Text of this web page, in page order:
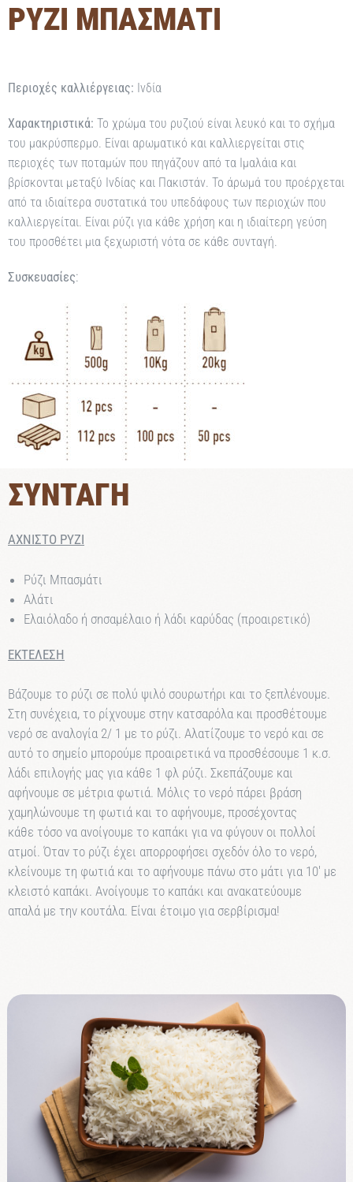
ΡΥΖΙ ΜΠΑΣΜΑΤΙ
Περιοχές καλλιέργειας: Ινδία
Χαρακτηριστικά: Το χρώμα του ρυζιού είναι λευκό και το σχήμα
του μακρύσπερμο. Είναι αρωματικό και καλλιεργείται στις
περιοχές των ποταμών που πηγάζουν από τα Ιμαλάια και
βρίσκονται μεταξύ Ινδίας και Πακιστάν. Το άρωμά του προέρχεται
από τα ιδιαίτερα συστατικά του υπεδάφους των περιοχών που
καλλιεργείται. Είναι ρύζι για κάθε χρήση και η ιδιαίτερη γεύση
του προσθέτει μια ξεχωριστή νότα σε κάθε συνταγή.
Συσκευασίες:
ΣΥΝΤΑΓΗ
ΑΧΝΙΣΤΟ ΡΥΖΙ
Ρύζι Μπασμάτι
Αλάτι
Ελαιόλαδο ή σnσαμέλαιο ή λάδι καρύδας (προαιρετικό)
ΕΚΤΕΛΕΣΗ
Βάζουμε το ρύζι σε πολύ ψιλό σουρωτήρι και το ξεπλένουμε.
Στη συνέχεια, το ρίχνουμε στην κατσαρόλα και προσθέτουμε
νερό σε αναλογία 2/ 1 με το ρύζι. Αλατίζουμε το νερό και σε
αυτό το σημείο μπορούμε προαιρετικά να προσθέσουμε 1 κ.σ.
λάδι επιλογής μας για κάθε 1 φλ ρύζι. Σκεπάζουμε και
αφήνουμε σε μέτρια φωτιά. Μόλις το νερό πάρει βράση
χαμηλώνουμε τη φωτιά και το αφήνουμε, προσέχοντας
κάθε τόσο να ανοίγουμε το καπάκι για να φύγουν οι πολλοί
ατμοί. Όταν το ρύζι έχει απορροφήσει σχεδόν όλο το νερό,
κλείνουμε τη φωτιά και το αφήνουμε πάνω στο μάτι για 10′ με
κλειστό καπάκι. Ανοίγουμε το καπάκι και ανακατεύουμε
απαλά με την κουτάλα. Είναι έτοιμο για σερβίρισμα!